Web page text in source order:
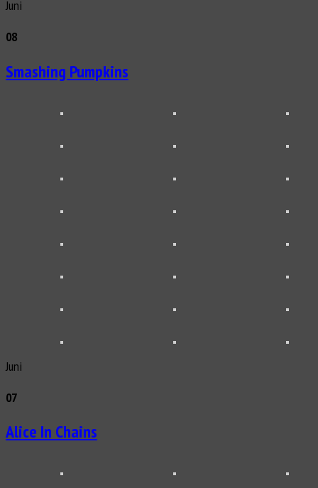
Juni
08
Smashing Pumpkins
Juni
07
Alice In Chains